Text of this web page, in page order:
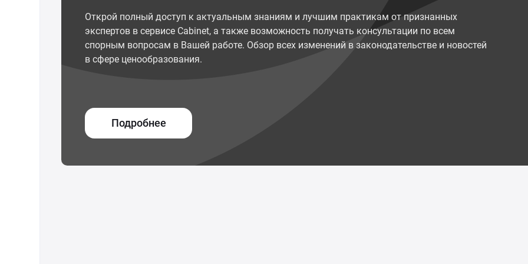
Открой полный доступ к актуальным знаниям и лучшим практикам от признанных
экспертов в сервисе Cabinet, а также возможность получать консультации по всем
спорным вопросам в Вашей работе. Обзор всех изменений в законодательстве и новостей
в сфере ценообразования.
Подробнее